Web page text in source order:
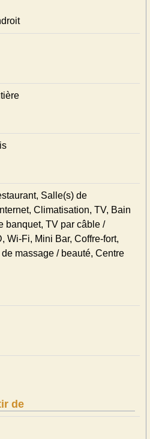
Salle(s) de
Climatisation, TV, Bain
banquet, TV par câble /
Wi-Fi, Mini Bar, Coffre-fort,
massage / beauté, Centre
de